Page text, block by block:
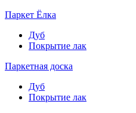
Паркет Ёлка
Дуб
Покрытие лак
Паркетная доска
Дуб
Покрытие лак